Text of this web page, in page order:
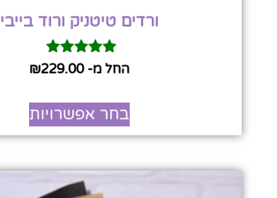
ורדים טיטניק ורוד בייבי
דורגהחל מ- ₪229.00
בחר אפשרויות